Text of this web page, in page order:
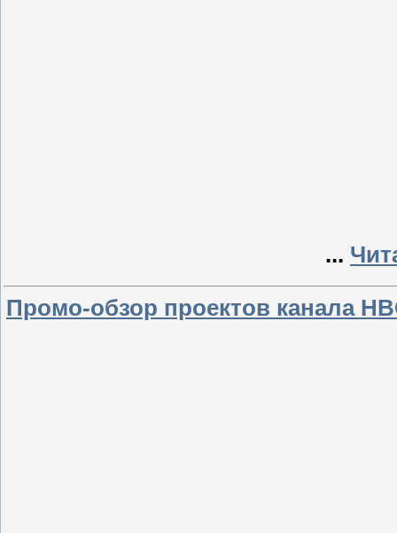
...
Промо-обзор проектов канала